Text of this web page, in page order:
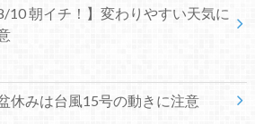
8/10 朝イチ！】変わりやすい天気に
休みは台風15号の動きに注意